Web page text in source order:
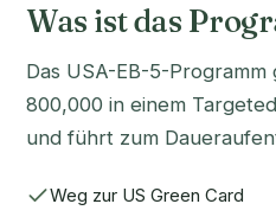
Was ist das
Das USA-EB-5-
800,000 in einem
und führt zum
Weg zur US Green Card